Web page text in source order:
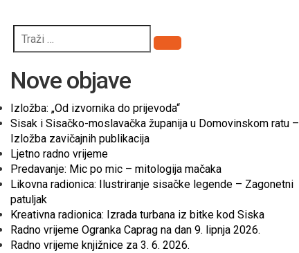
Pretraži
Nove objave
Izložba: „Od izvornika do prijevoda“
Sisak i Sisačko-moslavačka županija u Domovinskom ratu –
Izložba zavičajnih publikacija
Ljetno radno vrijeme
Predavanje: Mic po mic – mitologija mačaka
Likovna radionica: Ilustriranje sisačke legende – Zagonetni
patuljak
Kreativna radionica: Izrada turbana iz bitke kod Siska
Radno vrijeme Ogranka Caprag na dan 9. lipnja 2026.
Radno vrijeme knjižnice za 3. 6. 2026.